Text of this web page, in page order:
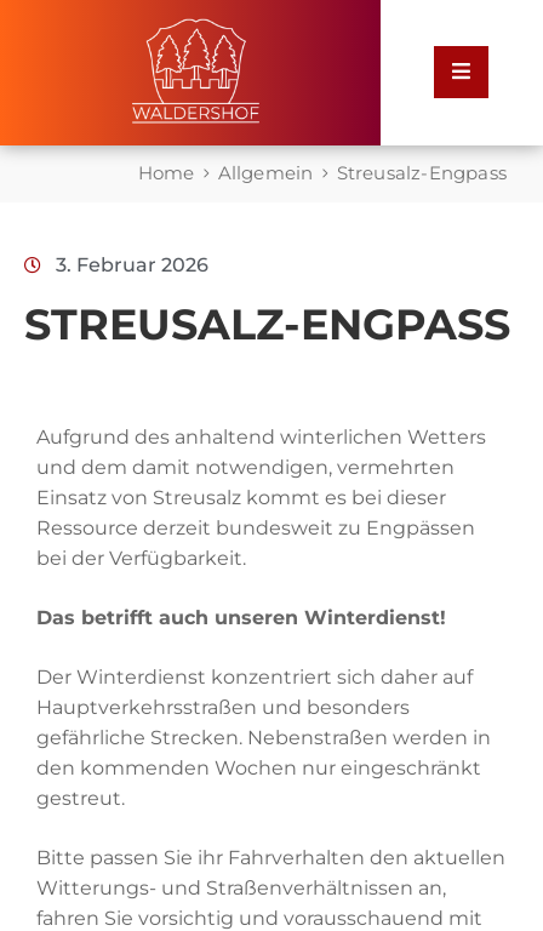
Home Allgemein Streusalz-Engpass
Service
für
Bürger
Waldershof
Tourismus
Kontakt
Notfall
3. Februar 2026
STREUSALZ-ENGPASS
Aufgrund des anhaltend winterlichen Wetters
und dem damit notwendigen, vermehrten
Einsatz von Streusalz kommt es bei dieser
Ressource derzeit bundesweit zu Engpässen
bei der Verfügbarkeit.
Das betrifft auch unseren Winterdienst!
Der Winterdienst konzentriert sich daher auf
Hauptverkehrsstraßen und besonders
gefährliche Strecken. Nebenstraßen werden in
den kommenden Wochen nur eingeschränkt
gestreut.
Bitte passen Sie ihr Fahrverhalten den aktuellen
Witterungs- und Straßenverhältnissen an,
fahren Sie vorsichtig und vorausschauend mit